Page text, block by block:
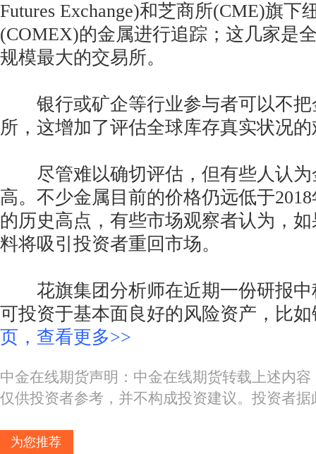
Futures Exchange)和芝商所(CME)旗下
(COMEX)的金属进行追踪；这几家是
规模最大的交易所。
银行或矿企等行业参与者可以不把
所，这增加了评估全球库存真实状况
尽管难以确切评估，但有些人认为
高。不少金属目前的价格仍远低于
的历史高点，有些市场观察者认为，
料将吸引投资者重回市场。
花旗集团分析师在近期一份研报中
可投资于基本面良好的风险资产，比
页，查看更多>>
中金在线期货声明：中金在线期货转载上述内
仅供投资者参考，并不构成投资建议。投资者
为您推荐